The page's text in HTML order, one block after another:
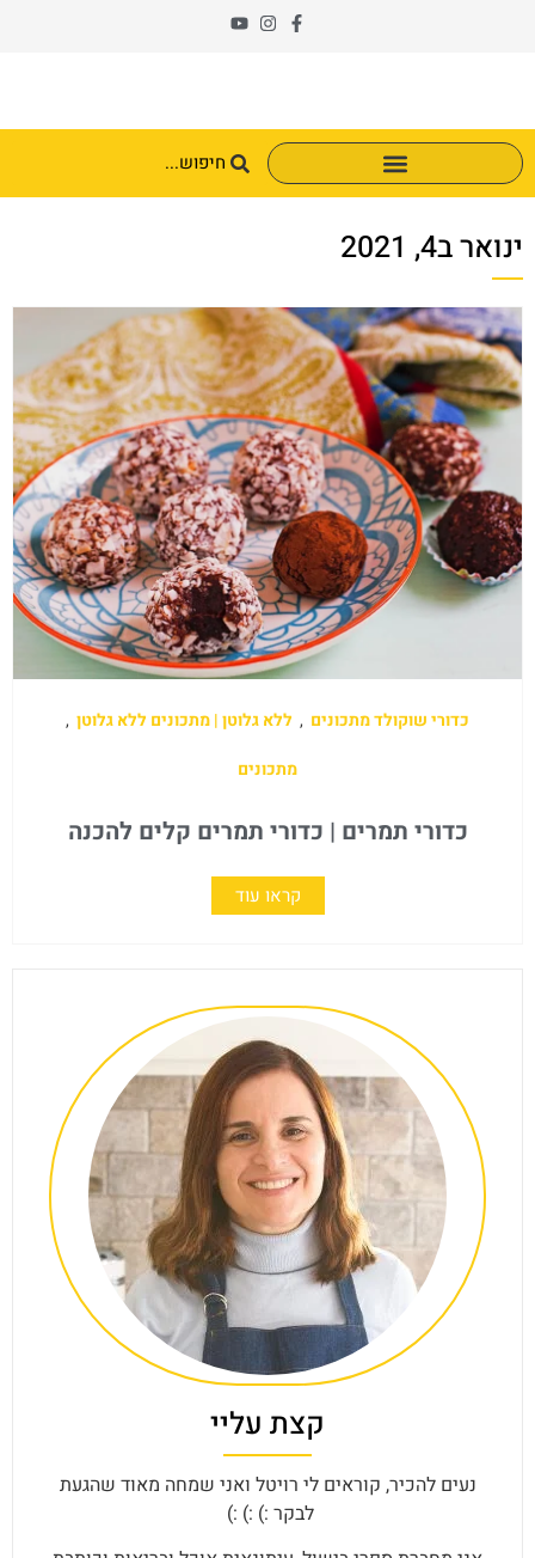
ינואר ב4, 2021
כדורי שוקולד מתכונים , ללא גלוטן | מתכונים ללא גלוטן ,
מתכונים
כדורי תמרים | כדורי תמרים קלים להכנה
קראו עוד
קצת עליי
נעים להכיר, קוראים לי רויטל ואני שמחה מאוד שהגעת
לבקר :) :) :)